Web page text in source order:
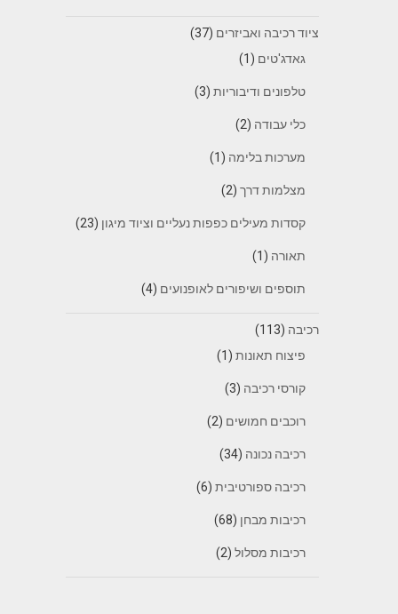
ציוד רכיבה ואביזרים (37)
גאדג'טים (1)
טלפונים ודיבוריות(3)
כלי עבודה (2)
מערכות בלימה (1)
מצלמות דרך(2)
קסדות מעילים כפפות נעליים וציוד מיגון (23)
תאורה (1)
תוספים ושיפורים לאופנועים (4)
רכיבה (113)
פיצוח תאונות(1)
קורסי רכיבה (3)
רוכבים חמושים (2)
רכיבה נכונה (34)
רכיבה ספורטיבית(6)
רכיבות מבחן (68)
רכיבות מסלול(2)